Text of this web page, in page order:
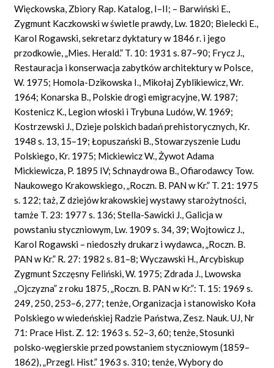
Więckowska, Zbiory Rap. Katalog, I–II; – Barwiński E.,
Zygmunt Kaczkowski w świetle prawdy, Lw. 1820; Bielecki E.,
Karol Rogawski, sekretarz dyktatury w 1846 r. i jego
przodkowie, „Mies. Herald.” T. 10: 1931 s. 87–90; Frycz J.,
Restauracja i konserwacja zabytków architektury w Polsce,
W. 1975; Homola-Dzikowska I., Mikołaj Zyblikiewicz, Wr.
1964; Konarska B., Polskie drogi emigracyjne, W. 1987;
Kostenicz K., Legion włoski i Trybuna Ludów, W. 1969;
Kostrzewski J., Dzieje polskich badań prehistorycznych, Kr.
1948 s. 13, 15–19; Łopuszański B., Stowarzyszenie Ludu
Polskiego, Kr. 1975; Mickiewicz W., Żywot Adama
Mickiewicza, P. 1895 IV; Schnaydrowa B., Ofiarodawcy Tow.
Naukowego Krakowskiego, „Roczn. B. PAN w Kr.” T. 21: 1975
s. 122; taż, Z dziejów krakowskiej wystawy starożytności,
tamże T. 23: 1977 s. 136; Stella-Sawicki J., Galicja w
powstaniu styczniowym, Lw. 1909 s. 34, 39; Wojtowicz J.,
Karol Rogawski – niedoszły drukarz i wydawca, „Roczn. B.
PAN w Kr.” R. 27: 1982 s. 81–8; Wyczawski H., Arcybiskup
Zygmunt Szczęsny Feliński, W. 1975; Zdrada J., Lwowska
„Ojczyzna” z roku 1875, „Roczn. B. PAN w Kr.”: T. 15: 1969 s.
249, 250, 253–6, 277; tenże, Organizacja i stanowisko Koła
Polskiego w wiedeńskiej Radzie Państwa, Zesz. Nauk. UJ, Nr
71: Prace Hist. Z. 12: 1963 s. 52–3, 60; tenże, Stosunki
polsko-węgierskie przed powstaniem styczniowym (1859–
1862), „Przegl. Hist.” 1963 s. 310; tenże, Wybory do